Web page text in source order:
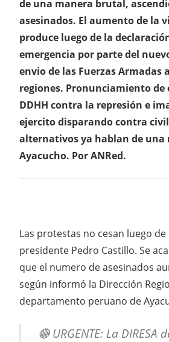
de una manera brutal,
asesinados. El aumento de la
produce luego de la
emergencia por parte del
envio de las Fuerzas Armadas
regiones. Pronunciamiento de
DDHH contra la represión e
ejercito disparando contra
alternativos ya hablan de una
Ayacucho. Por ANRed.
Las protestas no cesan luego
presidente Pedro Castillo. Se
que el numero de asesinados
según informó la Dirección
departamento peruano de
🔴 URGENTE: La DIRESA